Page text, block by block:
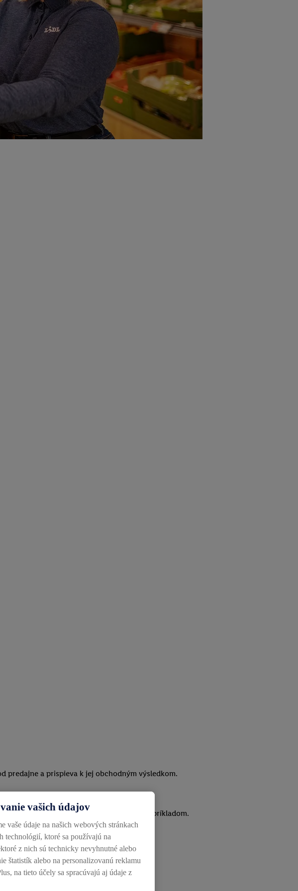
predajne a prispieva k jej obchodným výsledkom.
zmene, motivovať ich, rozvíjať a byť im príkladom.
vašich údajov
vaše údaje na našich webových stránkach
ktoré sa používajú na
z nich sú technicky nevyhnutné alebo
štatistík alebo na personalizovanú reklamu
na tieto účely sa spracúvajú aj údaje z